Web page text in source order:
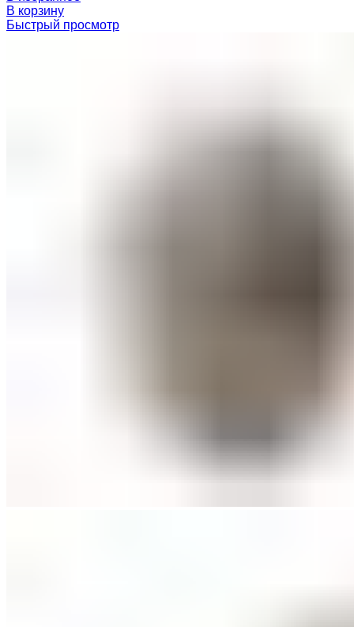
В корзину
Быстрый просмотр